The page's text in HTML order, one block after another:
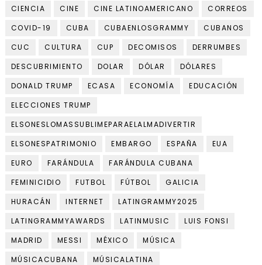
CIENCIA
CINE CINE LATINOAMERICANO
CORREOS
COVID-19
CUBA CUBAENLOSGRAMMY
CUBANOS
CUC
CULTURA CUP DECOMISOS
DERRUMBES
DESCUBRIMIENTO
DOLAR DÓLAR
DÓLARES
DONALD TRUMP
ECASA ECONOMÍA
EDUCACIÓN
ELECCIONES TRUMP
ELSONESLOMASSUBLIMEPARAELALMADIVERTIR
ELSONESPATRIMONIO
EMBARGO ESPAÑA
EUA
EURO
FARÁNDULA
FARÁNDULA CUBANA
FEMINICIDIO
FUTBOL FÚTBOL
GALICIA
HURACÁN
INTERNET
LATINGRAMMY2025
LATINGRAMMYAWARDS
LATINMUSIC
LUIS FONSI
MADRID
MESSI MÉXICO
MÚSICA
MÚSICACUBANA
MÚSICALATINA